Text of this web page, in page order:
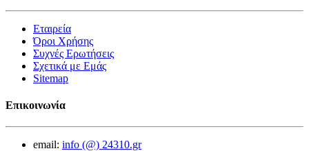
Εταιρεία
Όροι Χρήσης
Συχνές Ερωτήσεις
Σχετικά με Εμάς
Sitemap
Επικοινωνία
email: info (@) 24310.gr